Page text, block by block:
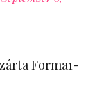
Forma1-